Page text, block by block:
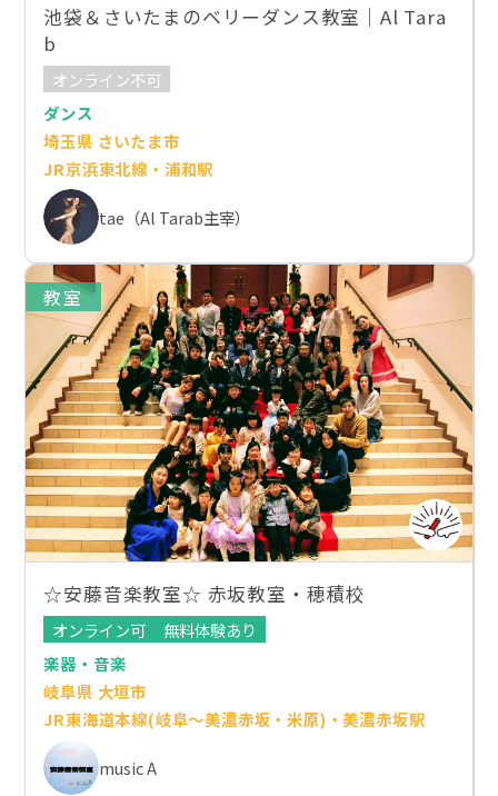
池袋＆さいたまのベリーダンス教室｜Al Tara
b
オンライン不可
ダンス
埼玉県 さいたま市
JR京浜東北線・浦和駅
tae（Al Tarab主宰）
教室
☆安藤音楽教室☆ 赤坂教室・穂積校
オンライン可
無料体験あり
楽器・音楽
岐阜県 大垣市
JR東海道本線(岐阜～美濃赤坂・米原)・美濃赤坂駅
music A